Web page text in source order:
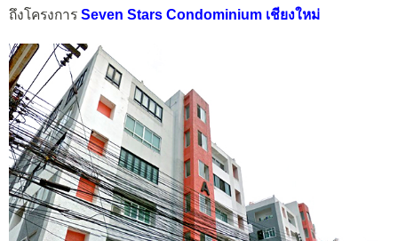
ถึงโครงการ Seven Stars Condominium เชียงใหม่